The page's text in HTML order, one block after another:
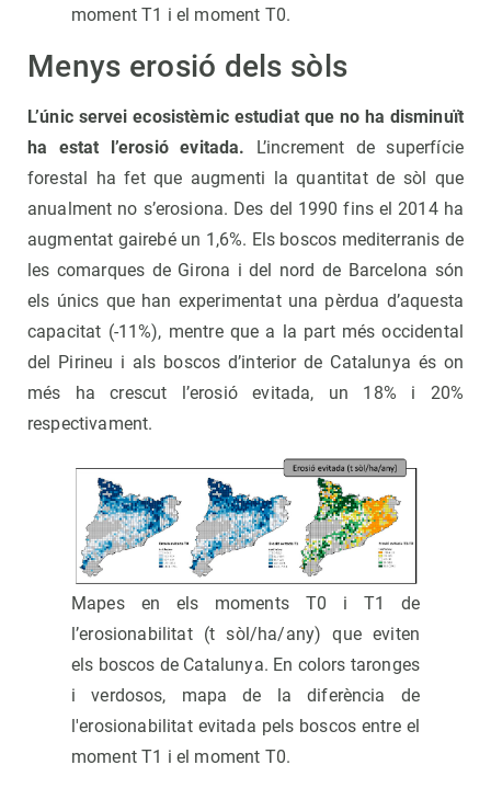
moment T1 i el moment T0.
Menys erosió dels sòls
L’únic servei ecosistèmic estudiat que no ha disminuït
ha estat l’erosió evitada. L’increment de superfície
forestal ha fet que augmenti la quantitat de sòl que
anualment no s’erosiona. Des del 1990 fins el 2014 ha
augmentat gairebé un 1,6%. Els boscos mediterranis de
les comarques de Girona i del nord de Barcelona són
els únics que han experimentat una pèrdua d’aquesta
capacitat (-11%), mentre que a la part més occidental
del Pirineu i als boscos d’interior de Catalunya és on
més ha crescut l’erosió evitada, un 18% i 20%
respectivament.
Mapes en els moments T0 i T1 de
l’erosionabilitat (t sòl/ha/any) que eviten
els boscos de Catalunya. En colors taronges
i verdosos, mapa de la diferència de
l'erosionabilitat evitada pels boscos entre el
moment T1 i el moment T0.